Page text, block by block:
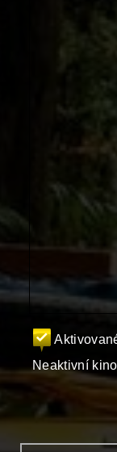
Neaktivní kino